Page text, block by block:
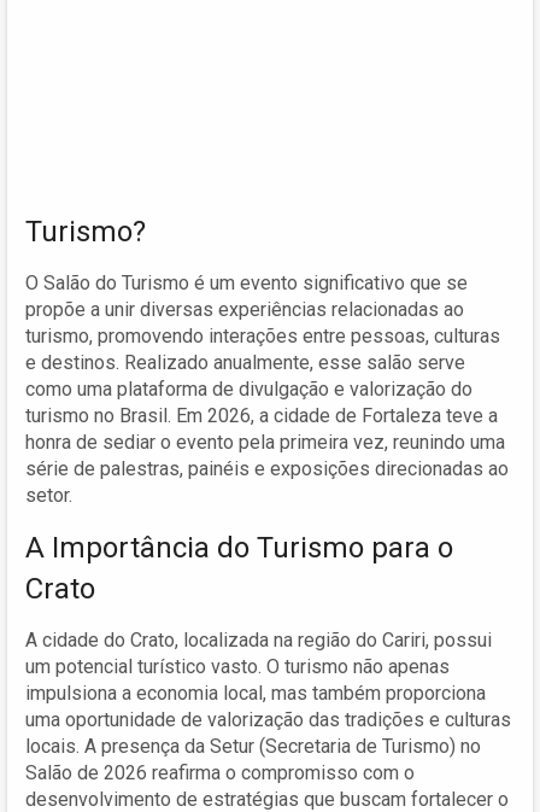
Turismo?
O Salão do Turismo é um evento significativo que se
propõe a unir diversas experiências relacionadas ao
turismo, promovendo interações entre pessoas, culturas
e destinos. Realizado anualmente, esse salão serve
como uma plataforma de divulgação e valorização do
turismo no Brasil. Em 2026, a cidade de Fortaleza teve a
honra de sediar o evento pela primeira vez, reunindo uma
série de palestras, painéis e exposições direcionadas ao
setor.
A Importância do Turismo para o
Crato
A cidade do Crato, localizada na região do Cariri, possui
um potencial turístico vasto. O turismo não apenas
impulsiona a economia local, mas também proporciona
uma oportunidade de valorização das tradições e culturas
locais. A presença da Setur (Secretaria de Turismo) no
Salão de 2026 reafirma o compromisso com o
desenvolvimento de estratégias que buscam fortalecer o